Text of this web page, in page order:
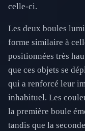
celle-ci.
Les deux boules
forme similaire à
positionnées très
que ces objets se
qui a renforcé leur
inhabituel. Les
la première boule
tandis que la